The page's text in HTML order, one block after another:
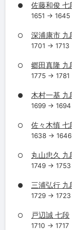
● 佐藤和俊 七
1651 → 1645
○ 深浦康市 九
1701 → 1713
○ 郷田真隆 九
1775 → 1781
● 木村一基 九
1699 → 1694
○ 佐々木慎 七
1638 → 1646
○ 丸山忠久 九
1749 → 1753
● 三浦弘行 九
1729 → 1723
○ 戸辺誠 七段
1710 → 1717